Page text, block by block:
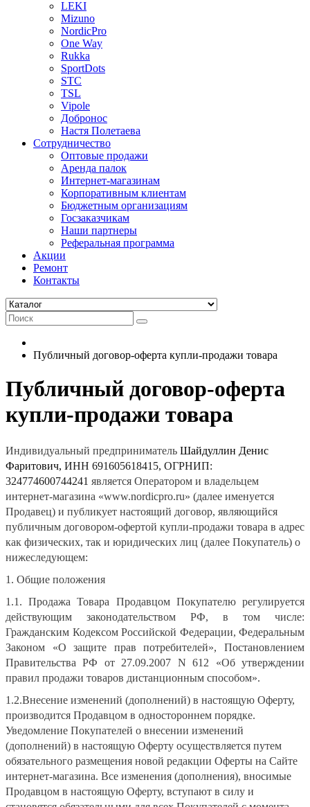
LEKI
Mizuno
NordicPro
One Way
Rukka
SportDots
STC
TSL
Vipole
Добронос
Настя Полетаева
Сотрудничество
Оптовые продажи
Аренда палок
Интернет-магазинам
Корпоративным клиентам
Бюджетным организациям
Госзаказчикам
Наши партнеры
Реферальная программа
Акции
Ремонт
Контакты
Публичный договор-оферта купли-продажи товара
Публичный договор-оферта
купли-продажи товара
Индивидуальный предприниматель Шайдуллин Денис
Фаритович, ИНН 691605618415, ОГРНИП:
324774600744241 является Оператором и владельцем
интернет-магазина «www.nordicpro.ru» (далее именуется
Продавец) и публикует настоящий договор, являющийся
публичным договором-офертой купли-продажи товара в адрес
как физических, так и юридических лиц (далее Покупатель) о
нижеследующем:
1. Общие положения
1.1. Продажа Товара Продавцом Покупателю регулируется
действующим законодательством РФ, в том числе:
Гражданским Кодексом Российской Федерации, Федеральным
Законом «О защите прав потребителей», Постановлением
Правительства РФ от 27.09.2007 N 612 «Об утверждении
правил продажи товаров дистанционным способом».
1.2.Внесение изменений (дополнений) в настоящую Оферту,
производится Продавцом в одностороннем порядке.
Уведомление Покупателей о внесении изменений
(дополнений) в настоящую Оферту осуществляется путем
обязательного размещения новой редакции Оферты на Сайте
интернет-магазина. Все изменения (дополнения), вносимые
Продавцом в настоящую Оферту, вступают в силу и